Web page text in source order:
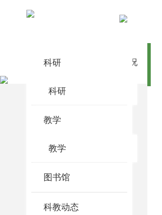
医院概况
科研
科研
教学
教学
图书馆
科教动态